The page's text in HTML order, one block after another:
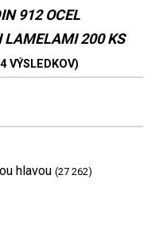
912 OCEL
LAMELAMI 200 KS
VÝSLEDKOV)
hlavou (27 262)